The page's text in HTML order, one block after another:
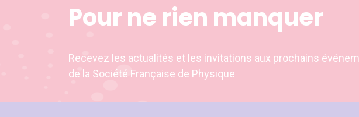
Pour ne rien manquer
Recevez les actualités et les invitations aux prochains
de la Société Française de Physique